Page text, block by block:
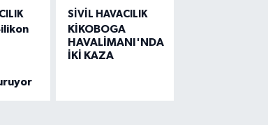
SIVIL HAVACILIK
KİKOBOGA
HAVALİMANI'NDA
İKİ KAZA